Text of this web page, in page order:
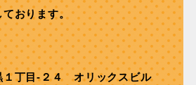
おります。
１丁目-２４ オリックスビル